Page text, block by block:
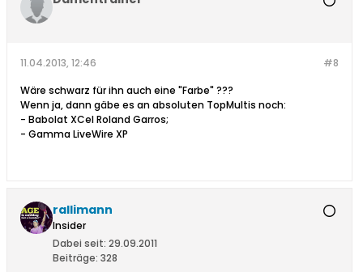
#8
11.04.2013, 12:46
Wäre schwarz für ihn auch eine "Farbe" ???
Wenn ja, dann gäbe es an absoluten TopMultis noch:
- Babolat XCel Roland Garros;
- Gamma LiveWire XP
rallimann
Insider
Dabei seit: 29.09.2011
Beiträge: 328